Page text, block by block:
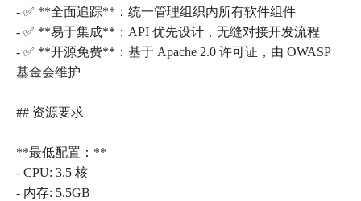
- ✅ **全面追踪**：统一管理组织内所有软件组件
- ✅ **易于集成**：API 优先设计，无缝对接开发流程
- ✅ **开源免费**：基于 Apache 2.0 许可证，由 OWASP
基金会维护
## 资源要求
**最低配置：**
- CPU: 3.5 核
- 内存: 5.5GB